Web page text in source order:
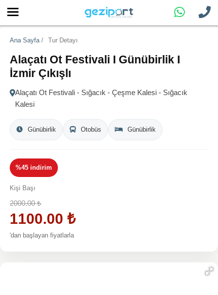
Ana Sayfa / Tur Detayı
Alaçatı Ot Festivali I Günübirlik I
İzmir Çıkışlı
Alaçatı Ot Festivali - Sığacık - Çeşme Kalesi - Sığacık
Kalesi
Günübirlik Otobüs Günübirlik
%45 indirim
Kişi Başı
2000.00₺
1100.00 ₺
'dan başlayan fiyatlarla